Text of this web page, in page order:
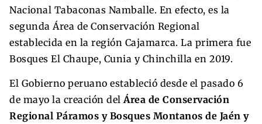
Nacional Tabaconas Namballe. En efecto, es la
segunda Área de Conservación Regional
establecida en la región Cajamarca. La primera fue
Bosques El Chaupe, Cunia y Chinchilla en 2019.
El Gobierno peruano estableció desde el pasado 6
de mayo la creación del Área de Conservación
Regional Páramos y Bosques Montanos de Jaén y